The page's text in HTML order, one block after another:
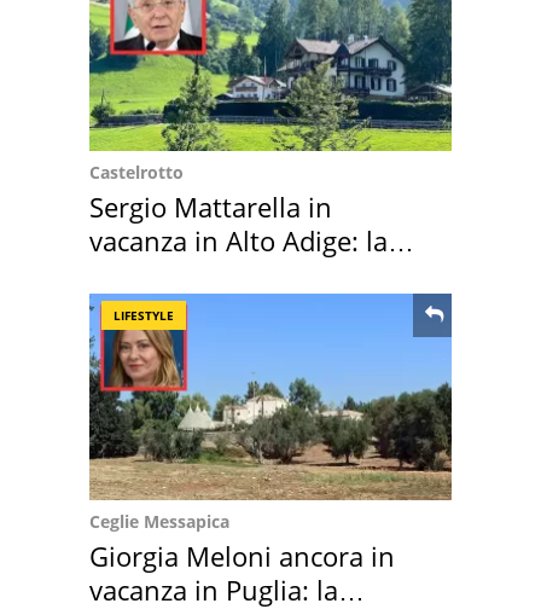
Castelrotto
Sergio Mattarella in
vacanza in Alto Adige: la
LIFESTYLE
Ceglie Messapica
Giorgia Meloni ancora in
vacanza in Puglia: la